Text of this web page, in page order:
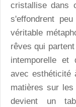
cristallise dans
s'effondrent
véritable
rêves qui
intemporelle et
avec esthéticité
matières sur
devient un